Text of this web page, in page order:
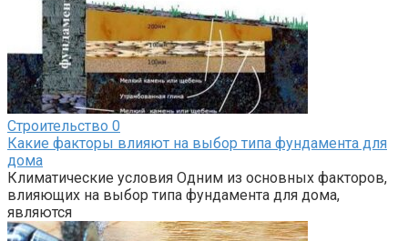
Строительство 0
Какие факторы влияют на выбор типа фундамента для
дома
Климатические условия Одним из основных факторов,
влияющих на выбор типа фундамента для дома,
являются